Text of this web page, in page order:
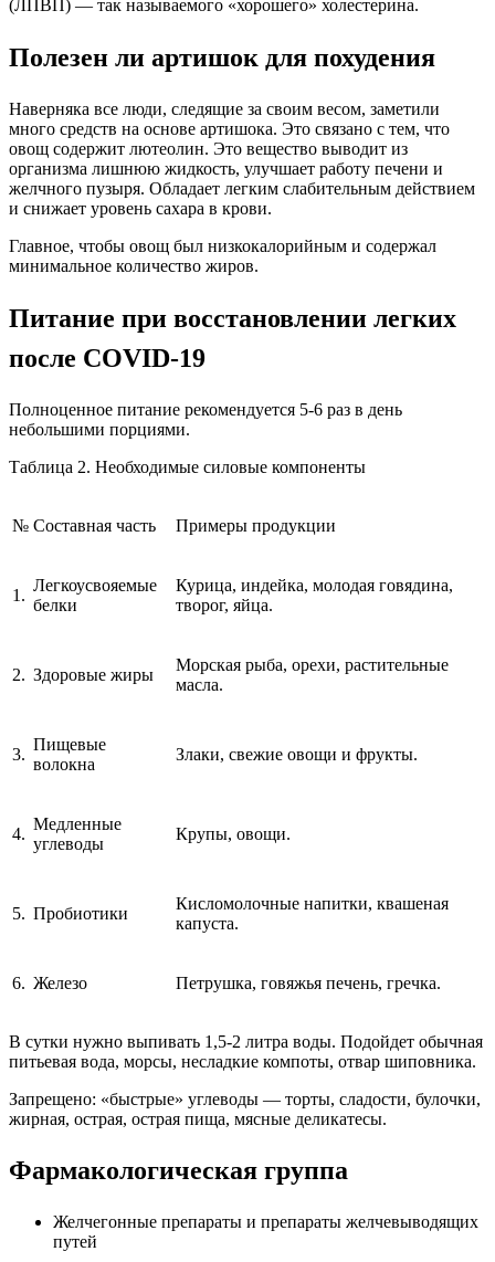
(ЛПВП) — так называемого «хорошего» холестерина.
Полезен ли артишок для похудения
Наверняка все люди, следящие за своим весом, заметили
много средств на основе артишока. Это связано с тем, что
овощ содержит лютеолин. Это вещество выводит из
организма лишнюю жидкость, улучшает работу печени и
желчного пузыря. Обладает легким слабительным действием
и снижает уровень сахара в крови.
Главное, чтобы овощ был низкокалорийным и содержал
минимальное количество жиров.
Питание при восстановлении легких
после COVID-19
Полноценное питание рекомендуется 5-6 раз в день
небольшими порциями.
Таблица 2. Необходимые силовые компоненты
№ Составная часть Примеры продукции
1.
Легкоусвояемые
белки
Курица, индейка, молодая говядина,
творог, яйца.
2. Здоровые жиры
Морская рыба, орехи, растительные
масла.
3.
Пищевые
волокна
Злаки, свежие овощи и фрукты.
4.
Медленные
углеводы
Крупы, овощи.
5. Пробиотики
Кисломолочные напитки, квашеная
капуста.
6. Железо Петрушка, говяжья печень, гречка.
В сутки нужно выпивать 1,5-2 литра воды. Подойдет обычная
питьевая вода, морсы, несладкие компоты, отвар шиповника.
Запрещено: «быстрые» углеводы — торты, сладости, булочки,
жирная, острая, острая пища, мясные деликатесы.
Фармакологическая группа
Желчегонные препараты и препараты желчевыводящих
путей